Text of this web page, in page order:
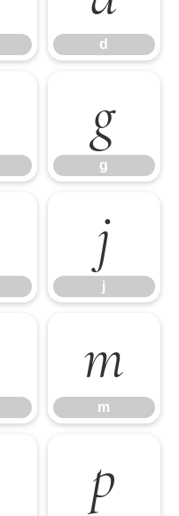
d
g
g
j
j
m
m
p